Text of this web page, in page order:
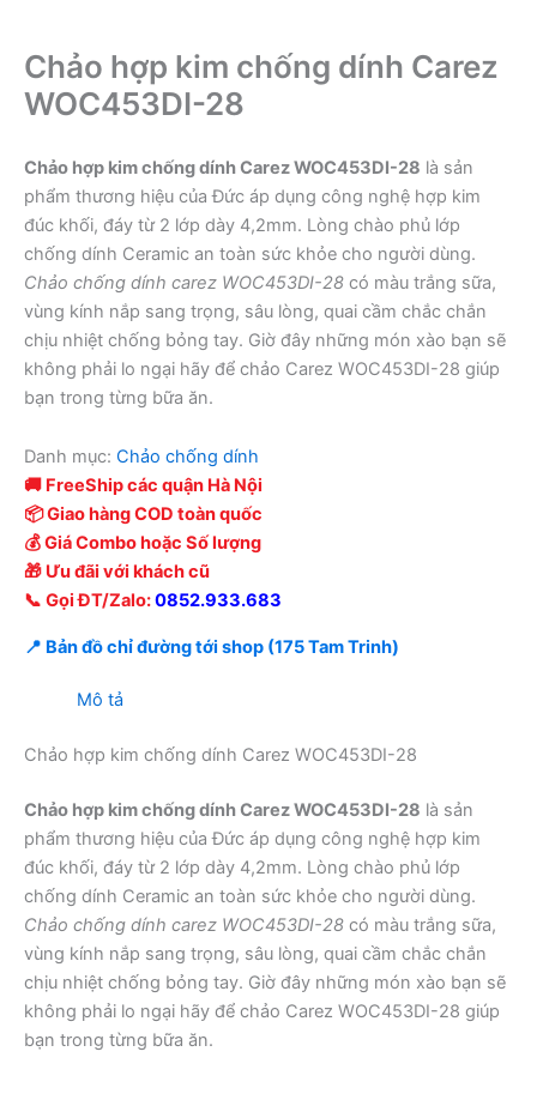
Chảo hợp kim chống dính Carez
WOC453DI-28
Chảo hợp kim chống dính Carez WOC453DI-28 là sản
phẩm thương hiệu của Đức áp dụng công nghệ hợp kim
đúc khối, đáy từ 2 lớp dày 4,2mm. Lòng chào phủ lớp
chống dính Ceramic an toàn sức khỏe cho người dùng.
Chảo chống dính carez WOC453DI-28 có màu trắng sữa,
vùng kính nắp sang trọng, sâu lòng, quai cầm chắc chắn
chịu nhiệt chống bỏng tay. Giờ đây những món xào bạn sẽ
không phải lo ngại hãy để chảo Carez WOC453DI-28 giúp
bạn trong từng bữa ăn.
Danh mục: Chảo chống dính
🚚 FreeShip các quận Hà Nội
📦 Giao hàng COD toàn quốc
💰 Giá Combo hoặc Số lượng
🎁 Ưu đãi với khách cũ
📞 Gọi ĐT/Zalo:0852.933.683
📍 Bản đồ chỉ đường tới shop (175 Tam Trinh)
Mô tả
Chảo hợp kim chống dính Carez WOC453DI-28
Chảo hợp kim chống dính Carez WOC453DI-28 là sản
phẩm thương hiệu của Đức áp dụng công nghệ hợp kim
đúc khối, đáy từ 2 lớp dày 4,2mm. Lòng chào phủ lớp
chống dính Ceramic an toàn sức khỏe cho người dùng.
Chảo chống dính carez WOC453DI-28 có màu trắng sữa,
vùng kính nắp sang trọng, sâu lòng, quai cầm chắc chắn
chịu nhiệt chống bỏng tay. Giờ đây những món xào bạn sẽ
không phải lo ngại hãy để chảo Carez WOC453DI-28 giúp
bạn trong từng bữa ăn.